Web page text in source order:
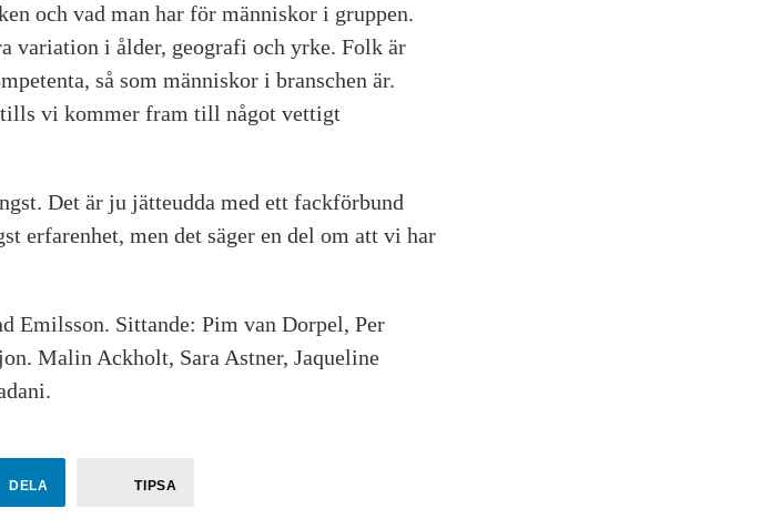
och vad man har för människor i gruppen.
variation i ålder, geografi och yrke. Folk är
så som människor i branschen är.
tills vi kommer fram till något vettigt
Det är ju jätteudda med ett fackförbund
erfarenhet, men det säger en del om att vi har
Emilsson. Sittande: Pim van Dorpel, Per
Malin Ackholt, Sara Astner, Jaqueline
DELA TIPSA